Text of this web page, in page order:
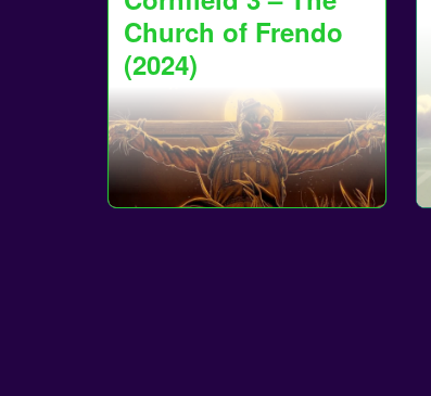
Church of Frendo
(2024)